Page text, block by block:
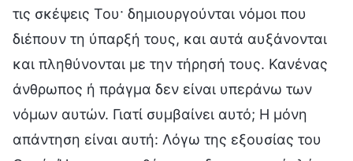
τις σκέψεις Του· δημιουργούνται νόμοι που
διέπουν τη ύπαρξή τους, και αυτά αυξάνονται
και πληθύνονται με την τήρησή τους. Κανένας
άνθρωπος ή πράγμα δεν είναι υπεράνω των
νόμων αυτών. Γιατί συμβαίνει αυτό; Η μόνη
απάντηση είναι αυτή: Λόγω της εξουσίας του